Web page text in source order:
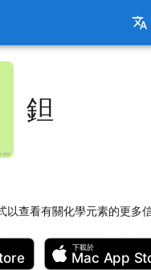
鉭
以查看有關化學元素的更多
下載於
Mac App